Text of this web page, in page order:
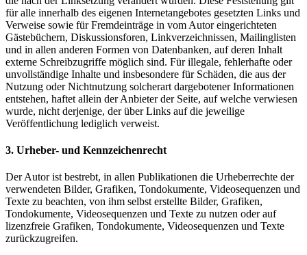
für alle innerhalb des eigenen Internetangebotes gesetzten Links und
Verweise sowie für Fremdeinträge in vom Autor eingerichteten
Gästebüchern, Diskussionsforen, Linkverzeichnissen, Mailinglisten
und in allen anderen Formen von Datenbanken, auf deren Inhalt
externe Schreibzugriffe möglich sind. Für illegale, fehlerhafte oder
unvollständige Inhalte und insbesondere für Schäden, die aus der
Nutzung oder Nichtnutzung solcherart dargebotener Informationen
entstehen, haftet allein der Anbieter der Seite, auf welche verwiesen
wurde, nicht derjenige, der über Links auf die jeweilige
Veröffentlichung lediglich verweist.
3. Urheber- und Kennzeichenrecht
Der Autor ist bestrebt, in allen Publikationen die Urheberrechte der
verwendeten Bilder, Grafiken, Tondokumente, Videosequenzen und
Texte zu beachten, von ihm selbst erstellte Bilder, Grafiken,
Tondokumente, Videosequenzen und Texte zu nutzen oder auf
lizenzfreie Grafiken, Tondokumente, Videosequenzen und Texte
zurückzugreifen.